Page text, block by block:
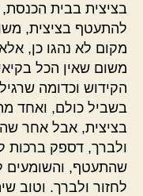
בציצית בבית
להתעטף בציצית,
מקום לא נהגו כן,
משום שאין הכל
הקידוש וכדומה
בשביל כולם, ואחד
בציצית, אבל אחר
ולברך, דספק ברכות
שהתעטף, והשומעים
לחזור ולברך. וטוב